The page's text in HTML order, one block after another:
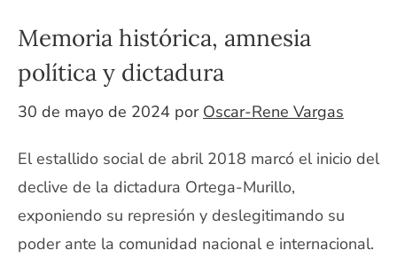
Memoria histórica, amnesia
política y dictadura
30 de mayo de 2024 por Oscar-Rene Vargas
El estallido social de abril 2018 marcó el inicio del
declive de la dictadura Ortega-Murillo,
exponiendo su represión y deslegitimando su
poder ante la comunidad nacional e internacional.